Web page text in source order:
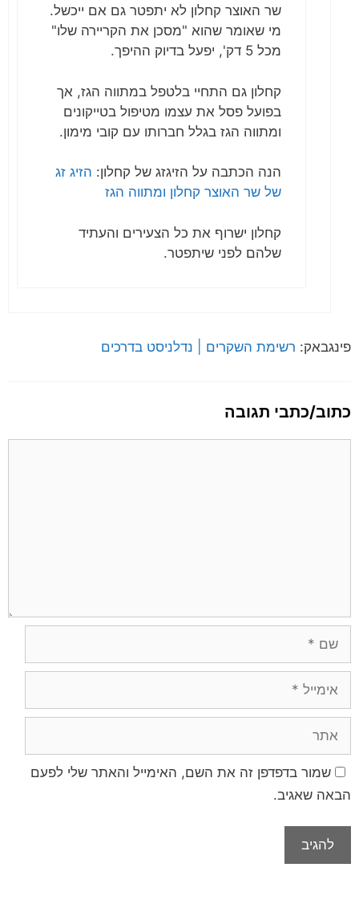
שר האוצר קחלון לא יתפטר גם אם ייכשל.
מי שאומר שהוא "מסכן את הקריירה שלו"
מכל 5 דק', יפעל בדיוק ההיפך.
קחלון גם התחיי בלטפל במתווה הגז, אך
בפועל פסל את עצמו מטיפול בטייקונים
ומתווה הגז בגלל חברותו עם קובי מימון.
הנה הכתבה על הזיגזג של קחלון: הזיג זג
של שר האוצר קחלון ומתווה הגז
קחלון ישרוף את כל הצעירים והעתיד
שלהם לפני שיתפטר.
פינגבאק: רשימת השקרים | נדלניסט בדרכים
כתוב/כתבי תגובה
שמור בדפדפן זה את השם, האימייל והאתר שלי לפעם
הבאה שאגיב.